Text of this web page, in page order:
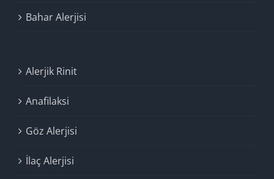
Bahar Alerjisi
Alerjik Rinit
Anafilaksi
Göz Alerjisi
İlaç Alerjisi